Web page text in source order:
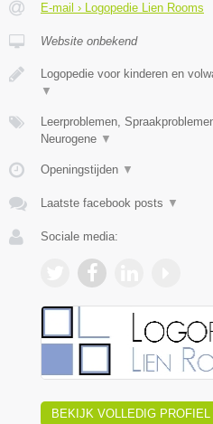
E-mail › Logopedie Lien Rooms
Website onbekend
Logopedie voor kinderen en
▼
Leerproblemen,
Neurogene ▼
Openingstijden ▼
Laatste facebook posts ▼
Sociale media:
BEKIJK VOLLEDIG PROFIEL